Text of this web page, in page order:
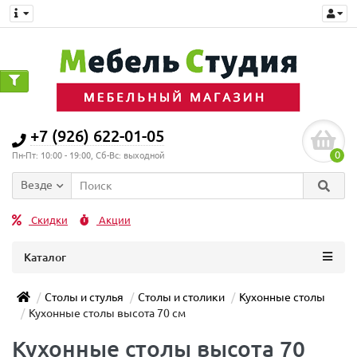
+7 (926) 622-01-05
Пн-Пт: 10:00 - 19:00, Сб-Вс: выходной 0
Везде
Скидки Акции
Каталог
Столы и стулья Столы и столики
Кухонные столы
Кухонные столы высота 70 см
Кухонные столы высота 70